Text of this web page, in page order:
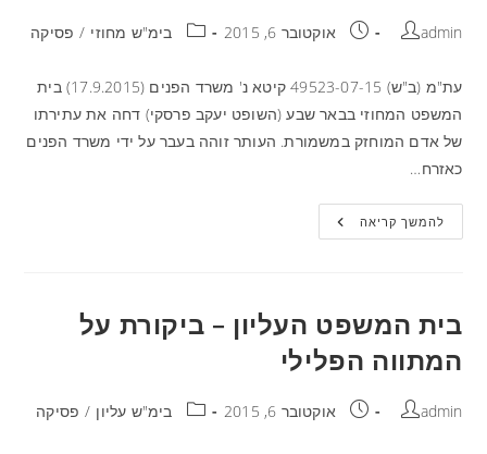
admin אוקטובר 6, 2015 בימ"ש מחוזי / פסיקה
עת"מ (ב"ש) 49523-07-15 קיטא נ' משרד הפנים (17.9.2015) בית
המשפט המחוזי בבאר שבע (השופט יעקב פרסקי) דחה את עתירתו
של אדם המוחזק במשמורת. העותר זוהה בעבר על ידי משרד הפנים
כאזרח…
להמשך קריאה
בית המשפט העליון – ביקורת על
המתווה הפלילי
admin אוקטובר 6, 2015 בימ"ש עליון / פסיקה